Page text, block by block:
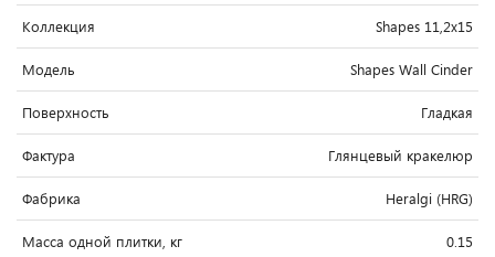
Коллекция Shapes 11,2x15
Модель Shapes Wall Cinder
Поверхность Гладкая
Фактура Глянцевый кракелюр
Фабрика Heralgi (HRG)
Масса одной плитки, кг 0.15